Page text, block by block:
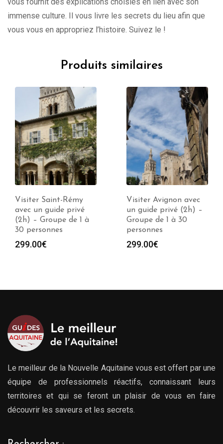
immense culture. Il vous livre les secrets du lieu afin que
vous vous en appropriez l’histoire. Suivez le !
Produits similaires
Visiter Avignon avec
un guide privé (2h) –
Groupe de 1 à 30
personnes
299.00€
Visiter Biot avec un
guide privé (2h) –
Groupe de 1 à 30
personnes
299.00€
Le meilleur de la Nouvelle Aquitaine vous est offert par une
équipe de professionnels réactifs, connaissant leurs
territoires et qui se feront un plaisir de vous en faire
découvrir les saveurs et les secrets.